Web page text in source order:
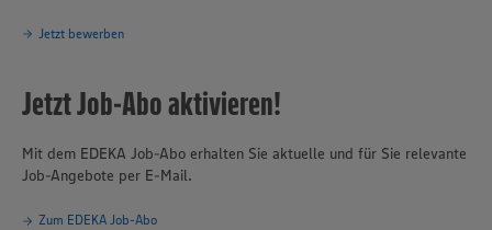
Jetzt bewerben
Jetzt Job-Abo aktivieren!
Mit dem EDEKA Job-Abo erhalten Sie aktuelle und für Sie relevante
Job-Angebote per E-Mail.
Zum EDEKA Job-Abo